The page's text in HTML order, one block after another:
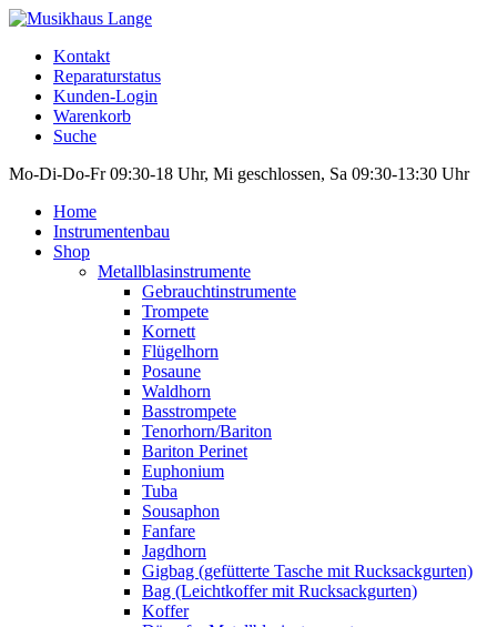
Kontakt
Reparaturstatus
Kunden-Login
Warenkorb
Suche
Mo-Di-Do-Fr 09:30-18 Uhr, Mi geschlossen, Sa 09:30-13:30 Uhr
Home
Instrumentenbau
Shop
Metallblasinstrumente
Gebrauchtinstrumente
Trompete
Kornett
Flügelhorn
Posaune
Waldhorn
Basstrompete
Tenorhorn/Bariton
Bariton Perinet
Euphonium
Tuba
Sousaphon
Fanfare
Jagdhorn
Gigbag (gefütterte Tasche mit Rucksackgurten)
Bag (Leichtkoffer mit Rucksackgurten)
Koffer